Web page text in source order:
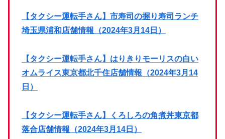
【タクシー運転手さん】市寿司の握り寿司ランチ
埼玉県浦和店舗情報（2024年3月14日）
【タクシー運転手さん】はりきりモーリスの白い
オムライス東京都北千住店舗情報（2024年3月14
日）
【タクシー運転手さん】くろしろの角煮丼東京都
落合店舗情報（2024年3月14日）